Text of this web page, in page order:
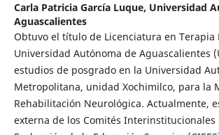
Carla Patricia García Luque, Universidad
Aguascalientes
Obtuvo el título de Licenciatura en Terapia
Universidad Autónoma de Aguascalientes
estudios de posgrado en la Universidad
Metropolitana, unidad Xochimilco, para la
Rehabilitación Neurológica. Actualmente,
externa de los Comités Interinstitucionales